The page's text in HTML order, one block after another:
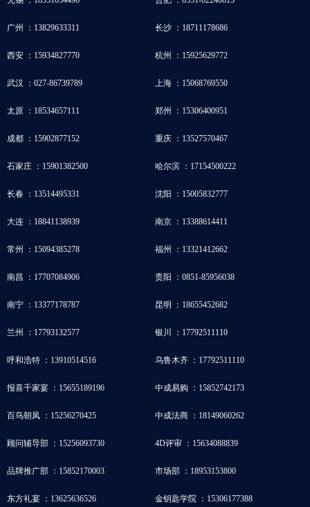
广州 ：13829633311 长沙 ：18711178686
西安 ：15934827770 杭州 ：15925629772
武汉 ：027-86739789 上海 ：15068769550
太原 ：18534657111 郑州 ：15306400951
成都 ：15902877152 重庆 ：13527570467
石家庄 ：15901382500 哈尔滨 ：17154500222
长春 ：13514495331 沈阳 ：15005832777
大连 ：18841138939 南京 ：13388614411
常州 ：15094385278 福州 ：13321412662
南昌 ：17707084906 贵阳 ：0851-85956038
南宁 ：13377178787 昆明 ：18655452682
兰州 ：17793132577 银川 ：17792511110
呼和浩特 ：13910514516 乌鲁木齐 ：17792511110
报喜千家宴 ：15655189196 中成易购 ：15852742173
百鸟朝凤 ：15256270425 中成法商 ：18149060262
顾问辅导部 ：15256093730 4D评审 ：15634088839
品牌推广部 ：15852170003 市场部 ：18953153800
东方礼宴 ：13625636526 金钥匙学院 ：15306177388